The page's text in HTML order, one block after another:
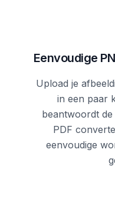
Eenvoudige
Upload je
in een paar
beantwoordt
PDF
eenvoudige